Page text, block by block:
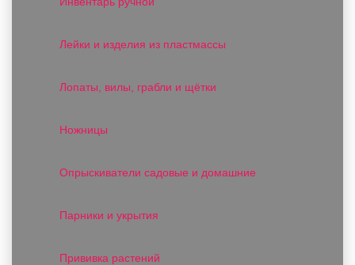
Лейки и изделия из пластмассы
Лопаты, вилы, грабли и щётки
Ножницы
Опрыскиватели садовые и домашние
Парники и укрытия
Прививка растений